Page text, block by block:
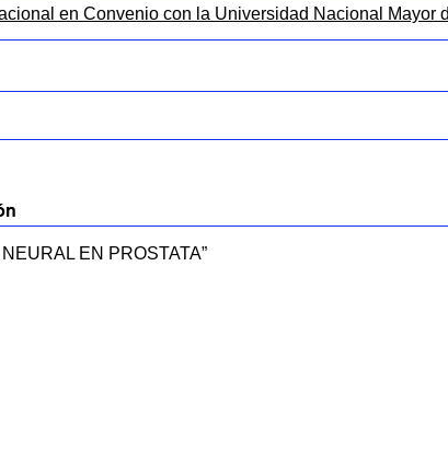
en Convenio con la Universidad Nacional Mayor
EN PROSTATA”